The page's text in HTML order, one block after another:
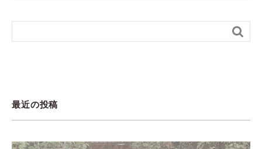

最近の投稿